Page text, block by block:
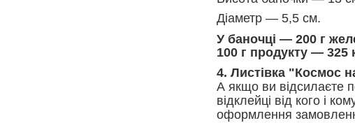
Діаметр — 5,5 см.
У баночці — 200 г
100 г продукту — 325
4. Листівка "Космос
А якщо ви відсилаєте
відклейці від кого і
оформлення